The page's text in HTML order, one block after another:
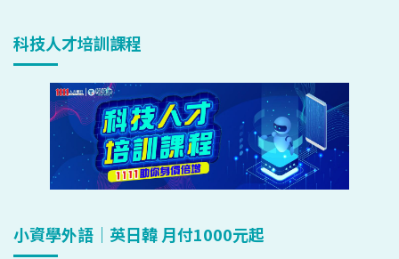
科技人才培訓課程
小資學外語｜英日韓 月付1000元起